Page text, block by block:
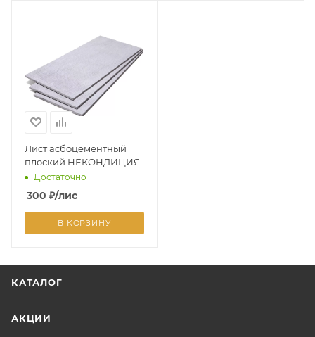
Лист асбоцементный
плоский НЕКОНДИЦИЯ
Достаточно
300 ₽/лис
В КОРЗИНУ
КАТАЛОГ
АКЦИИ